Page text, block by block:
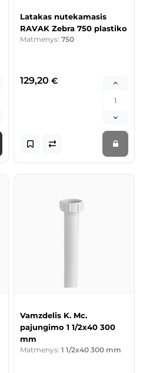
Latakas nutekamasis
RAVAK Zebra 750 plastiko
Matmenys: 750
129,20 €
Vamzdelis K. Mc.
pajungimo 1 1/2x40 300
mm
Matmenys: 1 1/2x40 300 mm